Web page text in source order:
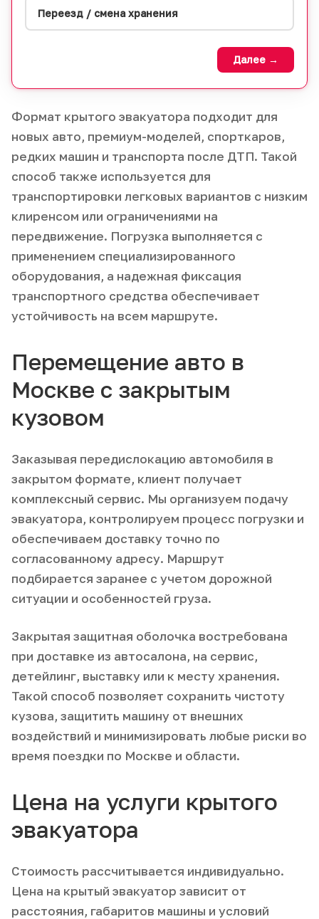
Переезд / смена хранения
Далее →
Формат крытого эвакуатора подходит для
новых авто, премиум-моделей, спорткаров,
редких машин и транспорта после ДТП. Такой
способ также используется для
транспортировки легковых вариантов с низким
клиренсом или ограничениями на
передвижение. Погрузка выполняется с
применением специализированного
оборудования, а надежная фиксация
транспортного средства обеспечивает
устойчивость на всем маршруте.
Перемещение авто в
Москве с закрытым
кузовом
Заказывая передислокацию автомобиля в
закрытом формате, клиент получает
комплексный сервис. Мы организуем подачу
эвакуатора, контролируем процесс погрузки и
обеспечиваем доставку точно по
согласованному адресу. Маршрут
подбирается заранее с учетом дорожной
ситуации и особенностей груза.
Закрытая защитная оболочка востребована
при доставке из автосалона, на сервис,
детейлинг, выставку или к месту хранения.
Такой способ позволяет сохранить чистоту
кузова, защитить машину от внешних
воздействий и минимизировать любые риски во
время поездки по Москве и области.
Цена на услуги крытого
эвакуатора
Стоимость рассчитывается индивидуально.
Цена на крытый эвакуатор зависит от
расстояния, габаритов машины и условий